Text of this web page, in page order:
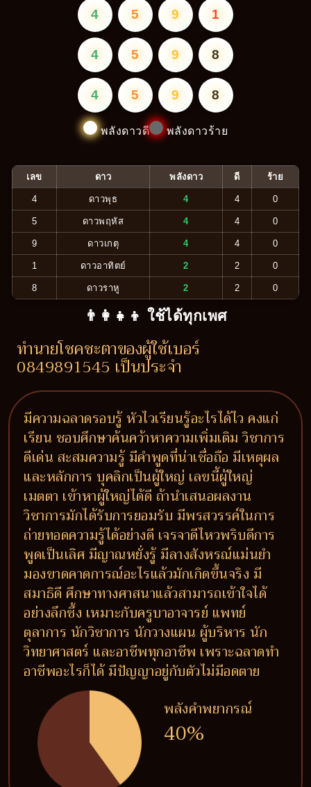
4 5 9 1
4 5 9 8
4 5 9 8
พลังดาวดี พลังดาวร้าย
เลข ดาว พลังดาว ดี ร้าย
4 ดาวพุธ 4 4 0
5 ดาวพฤหัส 4 4 0
9 ดาวเกตุ 4 4 0
1 ดาวอาทิตย์ 2 2 0
8 ดาวราหู 2 2 0
👨‍👩‍👧‍👦 ใช้ได้ทุกเพศ
ทำนายโชคชะตาของผู้ใช้เบอร์
0849891545 เป็นประจำ
มีความฉลาดรอบรู้ หัวไวเรียนรู้อะไรได้ไว คงแก่
เรียน ชอบศึกษาค้นคว้าหาความเพิ่มเติม วิชาการ
ดีเด่น สะสมความรู้ มีคำพูดที่น่าเชื่อถือ มีเหตุผล
และหลักการ บุคลิกเป็นผู้ใหญ่ เลขนี้ผู้ใหญ่
เมตตา เข้าหาผู้ใหญ่ได้ดี ถ้านำเสนอผลงาน
วิชาการมักได้รับการยอมรับ มีพรสวรรค์ในการ
ถ่ายทอดความรู้ได้อย่างดี เจรจาดีไหวพริบดีการ
พูดเป็นเลิศ มีญาณหยั่งรู้ มีลางสังหรณ์แม่นยำ
มองขาดคาดการณ์อะไรแล้วมักเกิดขึ้นจริง มี
สมาธิดี ศึกษาทางศาสนาแล้วสามารถเข้าใจได้
อย่างลึกซึ้ง เหมาะกับครูบาอาจารย์ แพทย์
ตุลาการ นักวิชาการ นักวางแผน ผู้บริหาร นัก
วิทยาศาสตร์ และอาชีพทุกอาชีพ เพราะฉลาดทำ
อาชีพอะไรก็ได้ มีปัญญาอยู่กับตัวไม่มีอดตาย
พลังคำพยากรณ์
40%